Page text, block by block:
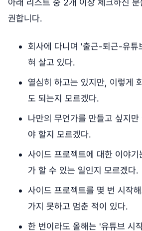
아래 리스트 중 2개 이상 체크하신
권합니다.
회사에 다니며 '출근-퇴근-유튜
혀 살고 있다.
열심히 하고는 있지만, 이렇게
도 되는지 모르겠다.
나만의 무언가를 만들고 싶지만
야 할지 모르겠다.
사이드 프로젝트에 대한 이야기
가 할 수 있는 일인지 모르겠다.
사이드 프로젝트를 몇 번 시작
가지 못하고 멈춘 적이 있다.
한 번이라도 올해는 '유튜브 시